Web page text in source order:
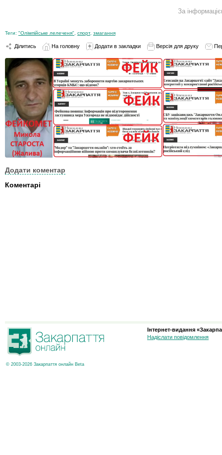
За
Теги: "Олімпійське лелеченя" спорт, змагання
Ділитись На головну Додати в закладки Версія для друку
Додати коментар
Коментарі
© 2003-2026 Закарпаття онлайн Beta
Інтернет-видання
Надіслати повідомлення